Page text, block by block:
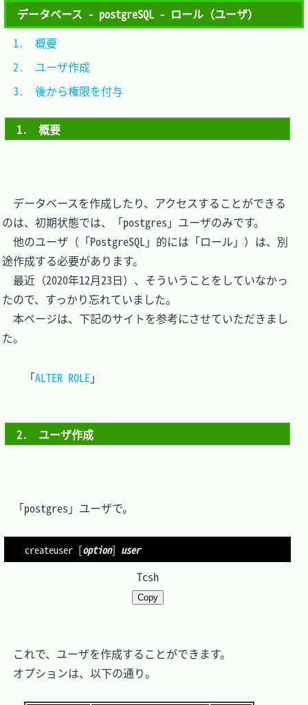
データベース - postgreSQL - ロール（ユーザ）
1.　概要
データベースを作成したり、アクセスすることができる
のは、初期状態では、「postgres」ユーザのみです。
他のユーザ（「PostgreSQL」的には「ロール」）は、別
途作成する必要があります。
最近（2020年12月23日）、そういうことをしていなかっ
たので、すっかり忘れていました。
本ページは、下記のサイトを参考にさせていただきまし
た。
「ALTER ROLE
2.　ユーザ作成
「postgres」ユーザで。
createuser [option] user
Tcsh
Copy
これで、ユーザを作成することができます。
オプションは、以下の通り。